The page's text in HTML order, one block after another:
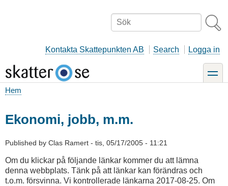
Sök
Kontakta Skattepunkten AB Search Logga in
toggle
Hem
Ekonomi, jobb, m.m.
Published by Clas Ramert - tis, 05/17/2005 - 11:21
Om du klickar på följande länkar kommer du att lämna
denna webbplats. Tänk på att länkar kan förändras och
t.o.m. försvinna. Vi kontrollerade länkarna 2017-08-25. Om